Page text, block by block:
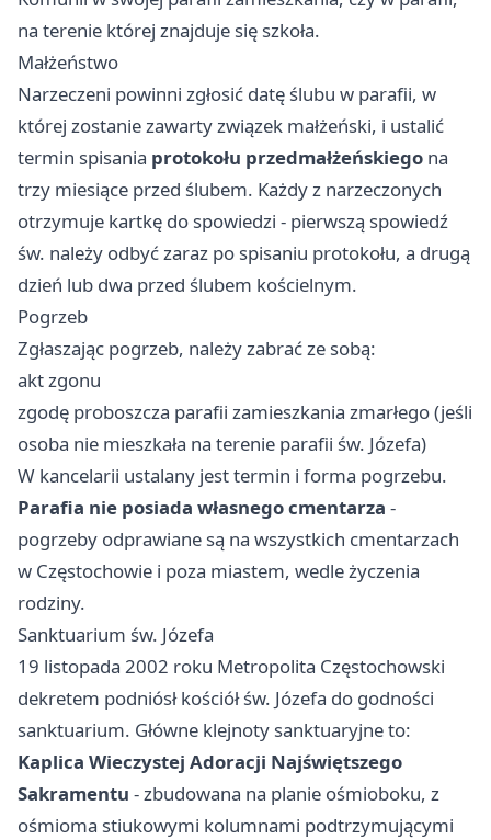
na terenie której znajduje się szkoła.
Małżeństwo
Narzeczeni powinni zgłosić datę ślubu w parafii, w
której zostanie zawarty związek małżeński, i ustalić
termin spisania protokołu przedmałżeńskiego na
trzy miesiące przed ślubem. Każdy z narzeczonych
otrzymuje kartkę do spowiedzi - pierwszą spowiedź
św. należy odbyć zaraz po spisaniu protokołu, a drugą
dzień lub dwa przed ślubem kościelnym.
Pogrzeb
Zgłaszając pogrzeb, należy zabrać ze sobą:
akt zgonu
zgodę proboszcza parafii zamieszkania zmarłego (jeśli
osoba nie mieszkała na terenie parafii św. Józefa)
W kancelarii ustalany jest termin i forma pogrzebu.
Parafia nie posiada własnego cmentarza -
pogrzeby odprawiane są na wszystkich cmentarzach
w Częstochowie i poza miastem, wedle życzenia
rodziny.
Sanktuarium św. Józefa
19 listopada 2002 roku Metropolita Częstochowski
dekretem podniósł kościół św. Józefa do godności
sanktuarium. Główne klejnoty sanktuaryjne to:
Kaplica Wieczystej Adoracji Najświętszego
Sakramentu - zbudowana na planie ośmioboku, z
ośmioma stiukowymi kolumnami podtrzymującymi